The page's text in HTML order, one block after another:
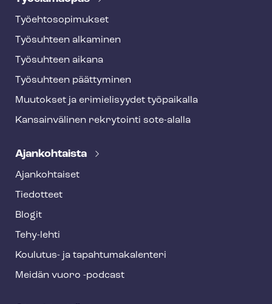
Työ­eh­to­so­pi­muk­set
Työsuhteen alkaminen
Työsuhteen aikana
Työsuhteen päättyminen
Muutokset ja erimielisyydet työpaikalla
Kansainvälinen rekrytointi sote-alalla
Ajankohtaista
Ajankohtaiset
Tiedotteet
Blogit
Tehy-lehti
Koulutus- ja ta­pah­tu­ma­ka­len­te­ri
Meidän vuoro -podcast